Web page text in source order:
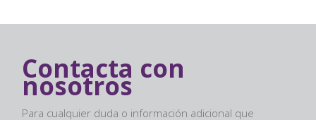
Contacta con
nosotros
Para cualquier duda o información adicional que